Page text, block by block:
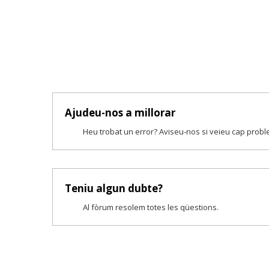
Ajudeu-nos a millorar
Heu trobat un error? Aviseu-nos si veieu cap
Teniu algun dubte?
Al fòrum resolem totes les qüestions.